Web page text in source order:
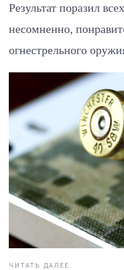
Результат поразил
несомненно,
огнестрельного
ЧИТАТЬ ДАЛЕЕ